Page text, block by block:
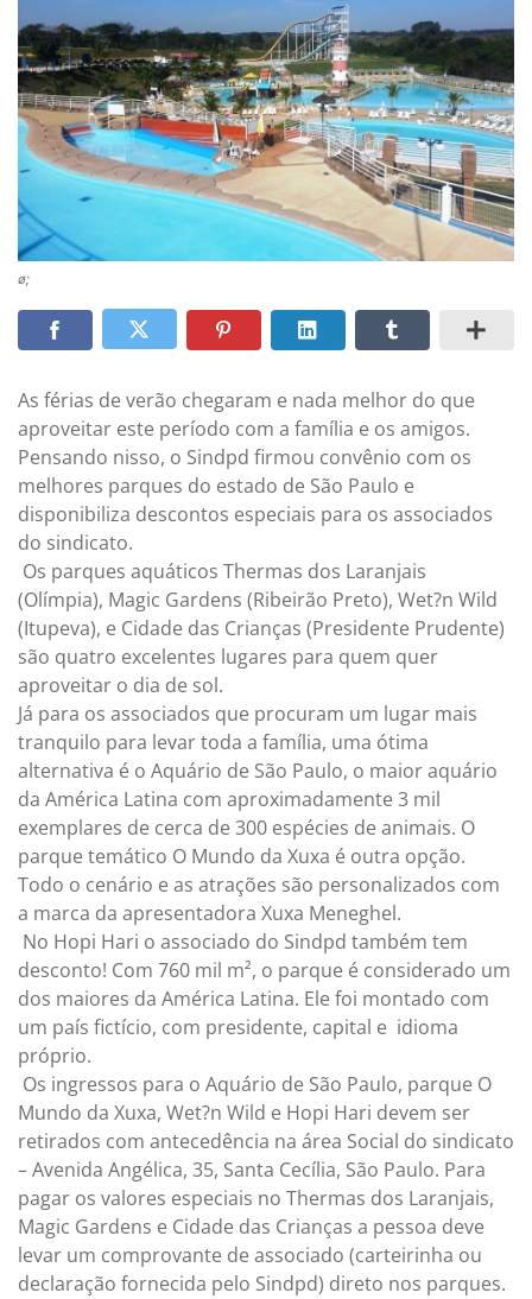
ø;
As férias de verão chegaram e nada melhor do que
aproveitar este período com a família e os amigos.
Pensando nisso, o Sindpd firmou convênio com os
melhores parques do estado de São Paulo e
disponibiliza descontos especiais para os associados
do sindicato.
Os parques aquáticos Thermas dos Laranjais
(Olímpia), Magic Gardens (Ribeirão Preto), Wet?n Wild
(Itupeva), e Cidade das Crianças (Presidente Prudente)
são quatro excelentes lugares para quem quer
aproveitar o dia de sol.
Já para os associados que procuram um lugar mais
tranquilo para levar toda a família, uma ótima
alternativa é o Aquário de São Paulo, o maior aquário
da América Latina com aproximadamente 3 mil
exemplares de cerca de 300 espécies de animais. O
parque temático O Mundo da Xuxa é outra opção.
Todo o cenário e as atrações são personalizados com
a marca da apresentadora Xuxa Meneghel.
No Hopi Hari o associado do Sindpd também tem
desconto! Com 760 mil m², o parque é considerado um
dos maiores da América Latina. Ele foi montado com
um país fictício, com presidente, capital e idioma
próprio.
Os ingressos para o Aquário de São Paulo, parque O
Mundo da Xuxa, Wet?n Wild e Hopi Hari devem ser
retirados com antecedência na área Social do sindicato
– Avenida Angélica, 35, Santa Cecília, São Paulo. Para
pagar os valores especiais no Thermas dos Laranjais,
Magic Gardens e Cidade das Crianças a pessoa deve
levar um comprovante de associado (carteirinha ou
declaração fornecida pelo Sindpd) direto nos parques.